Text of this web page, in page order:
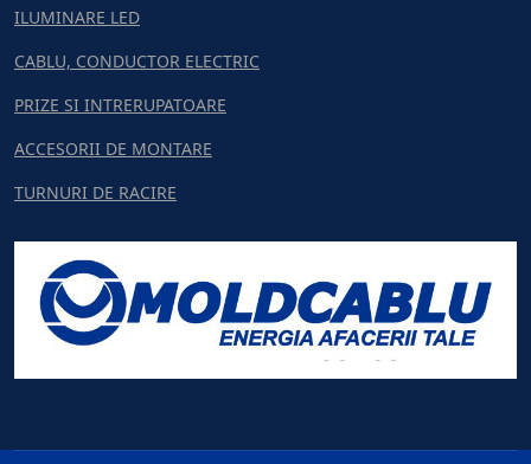
ILUMINARE LED
CABLU, CONDUCTOR ELECTRIC
PRIZE SI INTRERUPATOARE
ACCESORII DE MONTARE
TURNURI DE RACIRE